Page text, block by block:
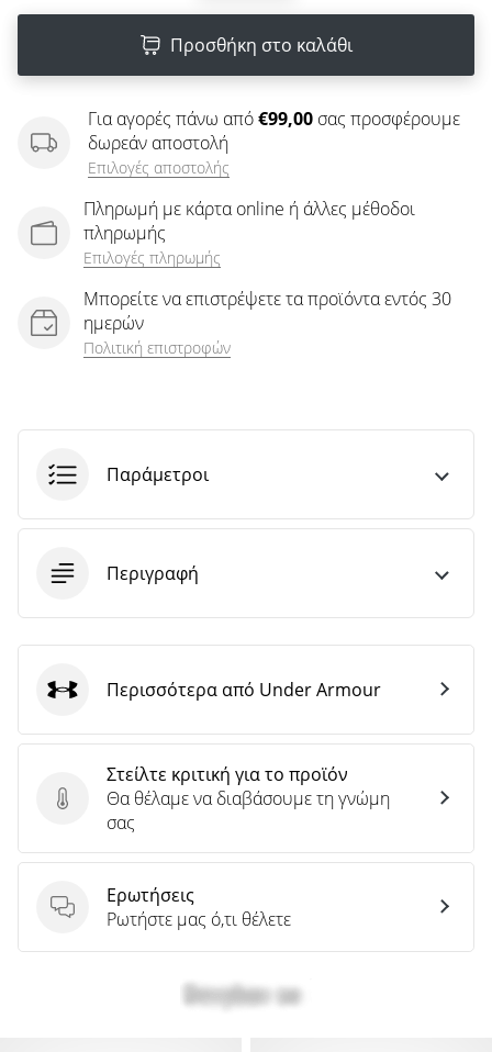
Προσθήκη στο καλάθι
Για αγορές πάνω από€99,00 σας προσφέρουμε
δωρεάν αποστολή
Επιλογές αποστολής
Πληρωμή με κάρτα online ή άλλες μέθοδοι
πληρωμής
Επιλογές πληρωμής
Μπορείτε να επιστρέψετε τα προϊόντα εντός 30
ημερών
Πολιτική επιστροφών
Παράμετροι
Περιγραφή
Στείλτε κριτική για το προϊόν
Στείλτε κριτική για το προϊόν
Θα θέλαμε να διαβάσουμε τη γνώμη
σας
Ερωτήσεις
Ερωτήσεις
Ρωτήστε μας ό,τι θέλετε
Under Armour
Περισσότερα από Under Armour